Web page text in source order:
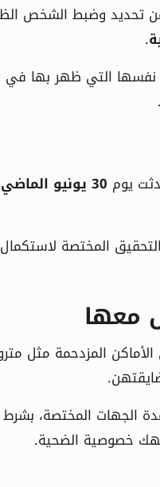
من تحديد وضبط الشخص
.
نفسها التي ظهر بها في
يوم 30 يونيو الماضي
التحقيق المختصة لاستكمال
معها
المزدحمة مثل
الجهات المختصة، بشرط
خصوصية الضحية.